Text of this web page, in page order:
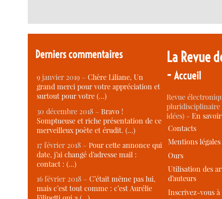
Derniers commentaires
9 janvier 2019 –Chère Liliane, Un
grand merci pour votre appréciation et
surtout pour votre (…)
30 décembre 2018 –Bravo !
Somptueuse et riche présentation de ce
merveilleux poète et érudit. (…)
17 février 2018 –Pour cette annonce qui
date, j’ai changé d’adresse mail :
contact : (…)
16 février 2018 –C’était même pas lui,
mais c’est tout comme : c’est Aurélie
La Revue
-Accueil
Revue
idées) -En
Contacts
Mentions légales
Ours
Utilisation des
d’auteurs
Inscrivez-vous